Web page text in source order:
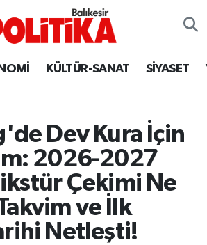
KÜLTÜR-SANAT SİYASET
Dev Kura İçin
2026-2027
Çekimi Ne
ve İlk
Netleşti!
Durumu
Vakitleri
Yoğunluk Haritası
Durumu ve Fikstür